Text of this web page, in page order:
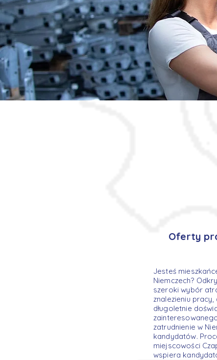
Oferty
Jesteś
Niemczech?
szeroki wybór
znalezieniu
długoletnie
zatrudnienie w
kandydatów.
miejscowości
wspiera